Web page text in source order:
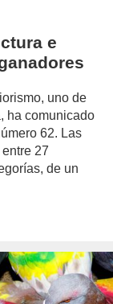
e
uno de
ha comunicado
62. Las
27
de un
author/redaccion/